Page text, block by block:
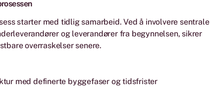
starter med tidlig samarbeid. Ved å involvere sentrale
og leverandører fra begynnelsen, sikrer
overraskelser senere.
med definerte byggefaser og tidsfrister